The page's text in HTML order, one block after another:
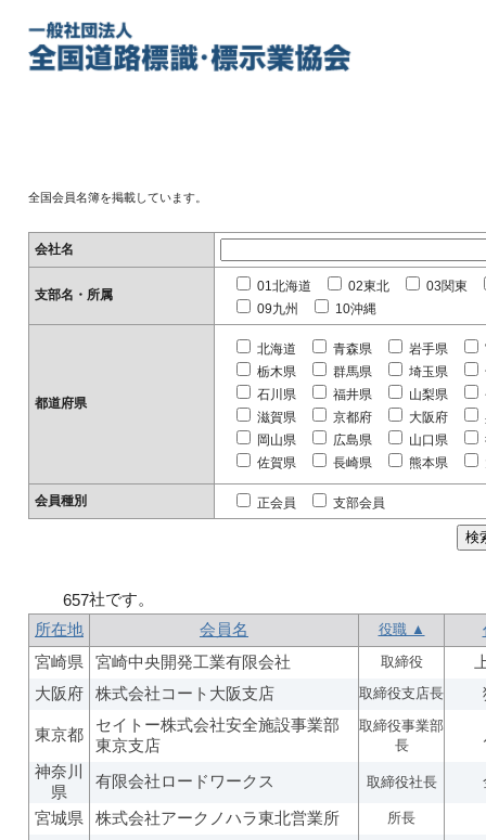
全国会員名簿を掲載しています。
会社名
支部名・所属
01北海道 02東北
03関東
09九州
10沖縄
都道府県
北海道 青森県 岩手県
栃木県
群馬県 埼玉県
石川県
福井県 山梨県
滋賀県
京都府 大阪府
岡山県
広島県 山口県
佐賀県
長崎県 熊本県
会員種別 正会員 支部会員
657社です。
所在地
会員名 役職 ▲
宮崎県
宮崎中央開発工業有限会社 取締役
大阪府
株式会社コート大阪支店 取締役支店長
東京都
セイトー株式会社安全施設事業部
東京支店
取締役事業部
長
神奈川
県
有限会社ロードワークス 取締役社長
宮城県 株式会社アークノハラ東北営業所 所長